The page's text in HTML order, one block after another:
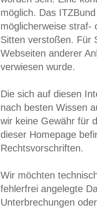
möglich. Das
möglicherweise straf-
Sitten verstoßen. Für
Webseiten anderer
verwiesen wurde.
Die sich auf diesen
nach besten Wissen
wir keine Gewähr für
dieser Homepage
Rechtsvorschriften.
Wir möchten
fehlerfrei angelegte
Unterbrechungen